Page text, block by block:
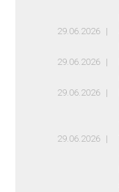
29.06.2026
29.06.2026
29.06.2026
29.06.2026